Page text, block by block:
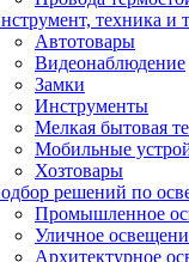
техника и
Автотовары
Видеонаблюдение
Замки
Инструменты
Мелкая бытовая
Мобильные
Хозтовары
решений по
Промышленное
Уличное
Архитектурное